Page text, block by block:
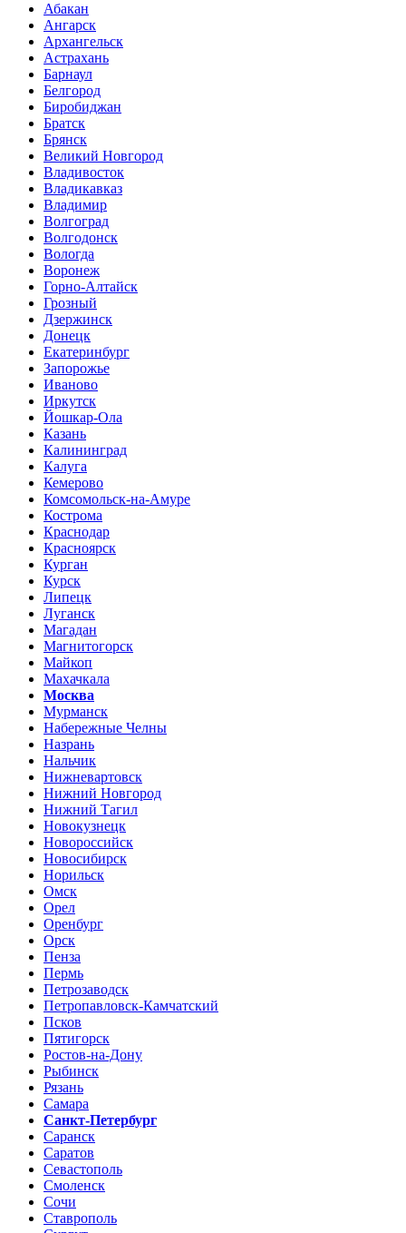
Абакан
Ангарск
Архангельск
Астрахань
Барнаул
Белгород
Биробиджан
Братск
Брянск
Великий Новгород
Владивосток
Владикавказ
Владимир
Волгоград
Волгодонск
Вологда
Воронеж
Горно-Алтайск
Грозный
Дзержинск
Донецк
Екатеринбург
Запорожье
Иваново
Иркутск
Йошкар-Ола
Казань
Калининград
Калуга
Кемерово
Комсомольск-на-Амуре
Кострома
Краснодар
Красноярск
Курган
Курск
Липецк
Луганск
Магадан
Магнитогорск
Майкоп
Махачкала
Москва
Мурманск
Набережные Челны
Назрань
Нальчик
Нижневартовск
Нижний Новгород
Нижний Тагил
Новокузнецк
Новороссийск
Новосибирск
Норильск
Омск
Орел
Оренбург
Орск
Пенза
Пермь
Петрозаводск
Петропавловск-Камчатский
Псков
Пятигорск
Ростов-на-Дону
Рыбинск
Рязань
Самара
Санкт-Петербург
Саранск
Саратов
Севастополь
Смоленск
Сочи
Ставрополь